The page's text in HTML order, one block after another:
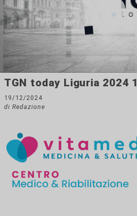
TGN today Liguria 2024
19/12/2024
di Redazione